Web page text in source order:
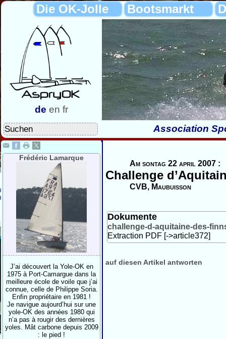
Die OK-Jolle Bootsmarkt
de en fr
Association
Frédéric Lamarque
J’ai découvert la Yole-OK en
1975 à Port-Camargue dans la
meilleure école de voile que j’ai
connue, celle de Philippe Soria.
Enfin propriétaire en 1981 !
Je navigue aujourd’hui sur une
yole-OK des années 1980 qui
n’a pas à rougir des dernières
yoles. Mât carbone depuis 2009
: le pied !
Am sontag 22 april 2007 :
Challenge
CVB, Maubuisson
Dokumente
challenge-d-aquitaine-des-
Extraction PDF [->article372]
auf diesen Artikel antworten